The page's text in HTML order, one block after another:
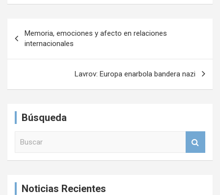
v
g
Memoria, emociones y afecto en relaciones
internacionales
Lavrov: Europa enarbola bandera nazi
Búsqueda
Noticias Recientes